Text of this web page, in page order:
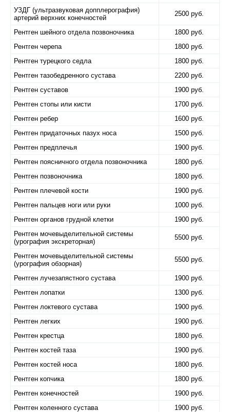
УЗДГ (ультразвуковая допплерография)
артерий верхних конечностей
2500 руб.
Рентген шейного отдела позвоночника
1800 руб.
Рентген черепа
1800 руб.
Рентген турецкого седла
1800 руб.
Рентген тазобедренного сустава
2200 руб.
Рентген суставов
1900 руб.
Рентген стопы или кисти
1700 руб.
Рентген ребер
1600 руб.
Рентген придаточных пазух носа
1500 руб.
Рентген предплечья
1900 руб.
Рентген поясничного отдела позвоночника
1800 руб.
Рентген позвоночника
1800 руб.
Рентген плечевой кости
1900 руб.
Рентген пальцев ноги или руки
1000 руб.
Рентген органов грудной клетки
1900 руб.
Рентген мочевыделительной системы
(урография экскреторная)
5500 руб.
Рентген мочевыделительной системы
(урография обзорная)
5500 руб.
Рентген лучезапястного сустава
1900 руб.
Рентген лопатки
1300 руб.
Рентген локтевого сустава
1900 руб.
Рентген легких
1900 руб.
Рентген крестца
1800 руб.
Рентген костей таза
1900 руб.
Рентген костей носа
1800 руб.
Рентген копчика
1800 руб.
Рентген конечностей
1900 руб.
Рентген коленного сустава
1900 руб.